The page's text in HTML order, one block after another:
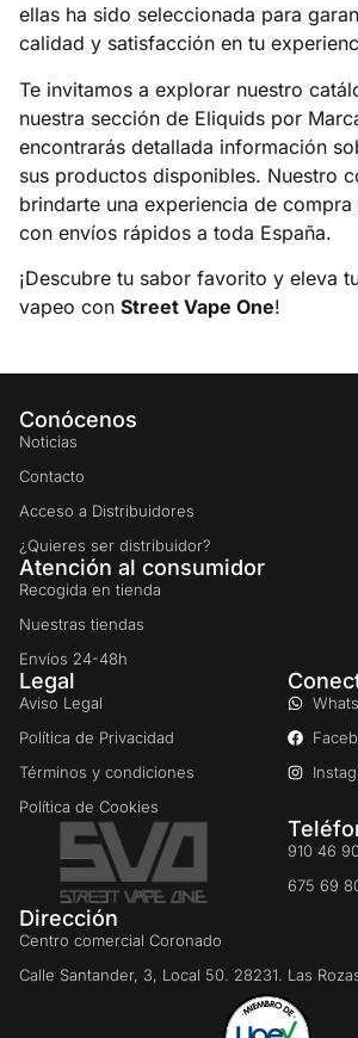
ellas ha sido seleccionada para
calidad y satisfacción en tu
Te invitamos a explorar nuestro
nuestra sección de Eliquids por
encontrarás detallada información
sus productos disponibles. Nuestro
brindarte una experiencia de
con envíos rápidos a toda España.​
¡Descubre tu sabor favorito y eleva
vapeo con Street Vape One!
Conócenos
Noticias
Contacto
Acceso a Distribuidores
¿Quieres ser distribuidor?
Atención al consumidor
Recogida en tienda
Nuestras tiendas
Envíos 24-48h
Legal
Aviso Legal
Política de Privacidad
Términos y condiciones
Política de Cookies
910 46
675 69
Dirección
Centro comercial Coronado
Calle Santander, 3, Local 50. 28231. Las